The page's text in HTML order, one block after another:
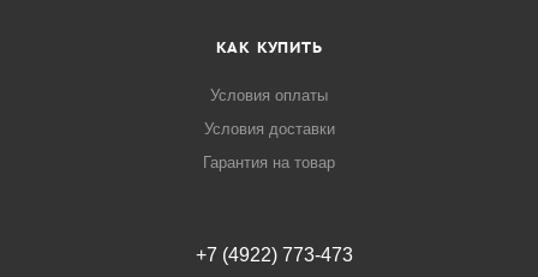
КАК КУПИТЬ
Условия оплаты
Условия доставки
Гарантия на товар
+7 (4922) 773-473